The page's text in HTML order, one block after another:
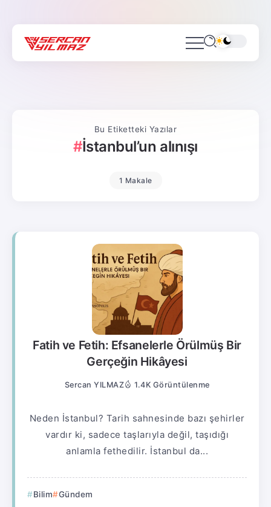
Bu Etiketteki Yazılar
İstanbul’un alınışı
1 Makale
Fatih ve Fetih: Efsanelerle Örülmüş Bir
Gerçeğin Hikâyesi
Sercan YILMAZ 1.4K Görüntülenme
Neden İstanbul? Tarih sahnesinde bazı şehirler
vardır ki, sadece taşlarıyla değil, taşıdığı
anlamla fethedilir. İstanbul da...
Bilim Gündem